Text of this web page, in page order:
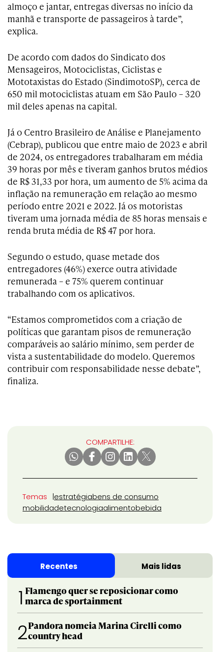
almoço e jantar, entregas diversas no início da
manhã e transporte de passageiros à tarde”,
explica.
De acordo com dados do Sindicato dos
Mensageiros, Motociclistas, Ciclistas e
Mototaxistas do Estado (SindimotoSP), cerca de
650 mil motociclistas atuam em São Paulo – 320
mil deles apenas na capital.
Já o Centro Brasileiro de Análise e Planejamento
(Cebrap), publicou que entre maio de 2023 e abril
de 2024, os entregadores trabalharam em média
39 horas por mês e tiveram ganhos brutos médios
de R$ 31,33 por hora, um aumento de 5% acima da
inflação na remuneração em relação ao mesmo
período entre 2021 e 2022. Já os motoristas
tiveram uma jornada média de 85 horas mensais e
renda bruta média de R$ 47 por hora.
Segundo o estudo, quase metade dos
entregadores (46%) exerce outra atividade
remunerada – e 75% querem continuar
trabalhando com os aplicativos.
“Estamos comprometidos com a criação de
políticas que garantam pisos de remuneração
comparáveis ao salário mínimo, sem perder de
vista a sustentabilidade do modelo. Queremos
contribuir com responsabilidade nesse debate”,
finaliza.
COMPARTILHE:
Temas estratégiabens de consumo
mobilidadetecnologiaalimentobebida
Recentes Mais lidas
1 Flamengo quer se reposicionar como
marca de sportainment
2Pandora nomeia Marina Cirelli como
country head